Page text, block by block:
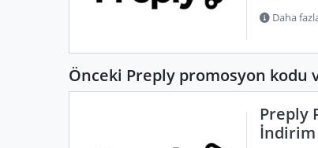
Daha
Önceki Preply promosyon kodu
Preply
İndirim